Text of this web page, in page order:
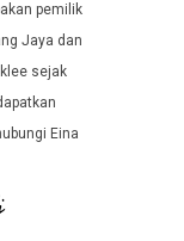
pemilik
Jaya dan
sejak
Eina